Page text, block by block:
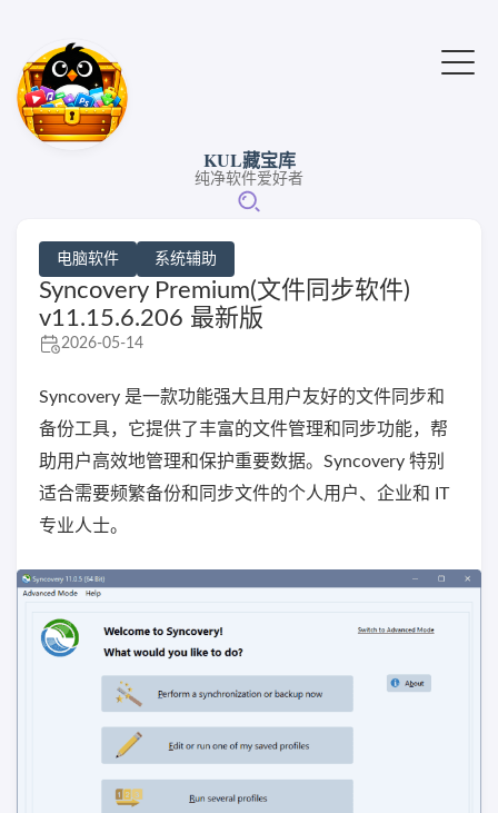
KUL藏宝库
纯净软件爱好者
电脑软件 系统辅助
Syncovery Premium(文件同步软件)
v11.15.6.206 最新版
2026-05-14
Syncovery 是一款功能强大且用户友好的文件同步和
备份工具，它提供了丰富的文件管理和同步功能，帮
助用户高效地管理和保护重要数据。Syncovery 特别
适合需要频繁备份和同步文件的个人用户、企业和 IT
专业人士。